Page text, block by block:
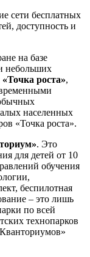
сети бесплатных
доступность и
на базе
небольших
роста»,
населенных
«Точка роста».
. Это
для детей от 10
обучения
беспилотная
– это лишь
по всей
технопарков